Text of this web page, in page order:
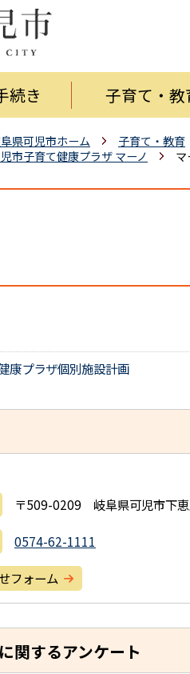
続き 子育て・教
県可児市ホーム 子育て・教育
市子育て健康プラザ マーノ
マ
康プラザ個別施設計画
〒509-0209 岐阜県可児市下
0574-62-1111
フォーム
関するアンケート